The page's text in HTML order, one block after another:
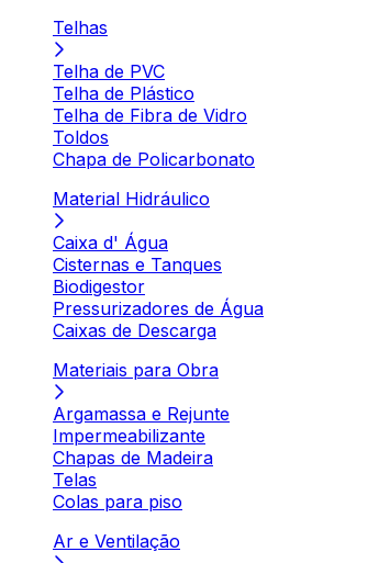
Telhas
Telha de PVC
Telha de Plástico
Telha de Fibra de Vidro
Toldos
Chapa de Policarbonato
Material Hidráulico
Caixa d' Água
Cisternas e Tanques
Biodigestor
Pressurizadores de Água
Caixas de Descarga
Materiais para Obra
Argamassa e Rejunte
Impermeabilizante
Chapas de Madeira
Telas
Colas para piso
Ar e Ventilação